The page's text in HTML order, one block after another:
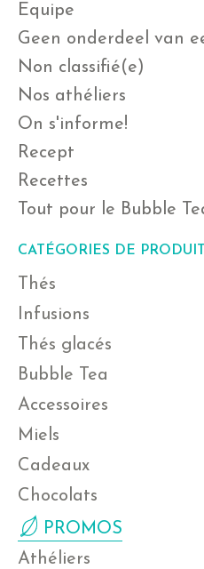
Equipe
Geen onderdeel van
Non classifié(e)
Nos athéliers
On s'informe!
Recept
Recettes
Tout pour le Bubble
CATÉGORIES DE
Thés
Infusions
Thés glacés
Bubble Tea
Accessoires
Miels
Cadeaux
Chocolats
PROMOS
Athéliers